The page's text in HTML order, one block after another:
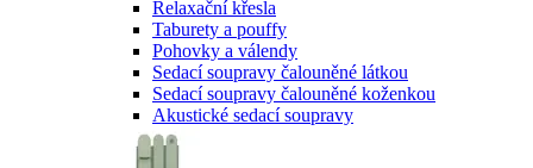
Relaxační křesla
Taburety a pouffy
Pohovky a válendy
Sedací soupravy čalouněné látkou
Sedací soupravy čalouněné koženkou
Akustické sedací soupravy